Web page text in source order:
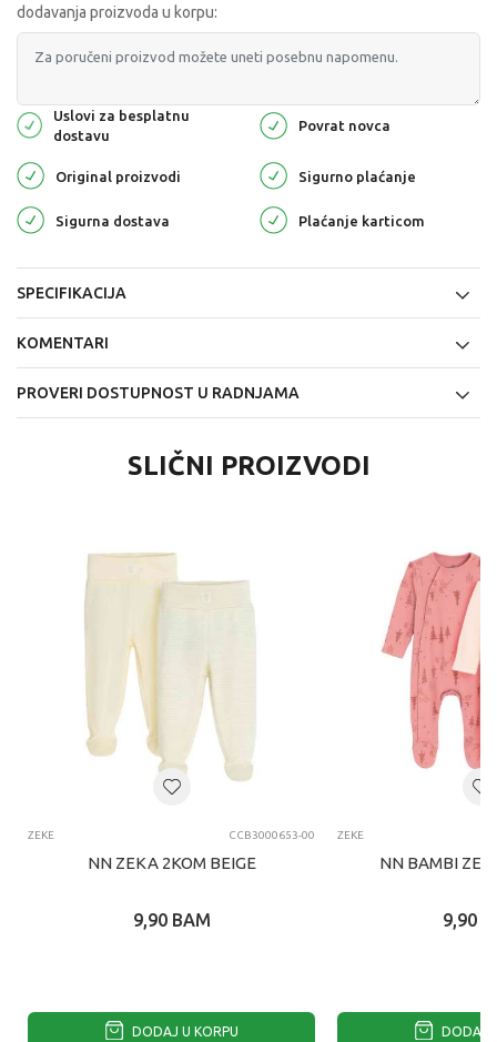
dodavanja proizvoda u korpu:
Uslovi za besplatnu
dostavu
Povrat novca
Original proizvodi Sigurno plaćanje
Sigurna dostava Plaćanje karticom
SPECIFIKACIJA
KOMENTARI
PROVERI DOSTUPNOST U RADNJAMA
SLIČNI PROIZVODI
ZEKE CCB3000653-00
NN ZEKA 2KOM BEIGE
9,90 BAM
DODAJ U KORPU
ZEKE
NN BAMBI
9,90
DODAJ